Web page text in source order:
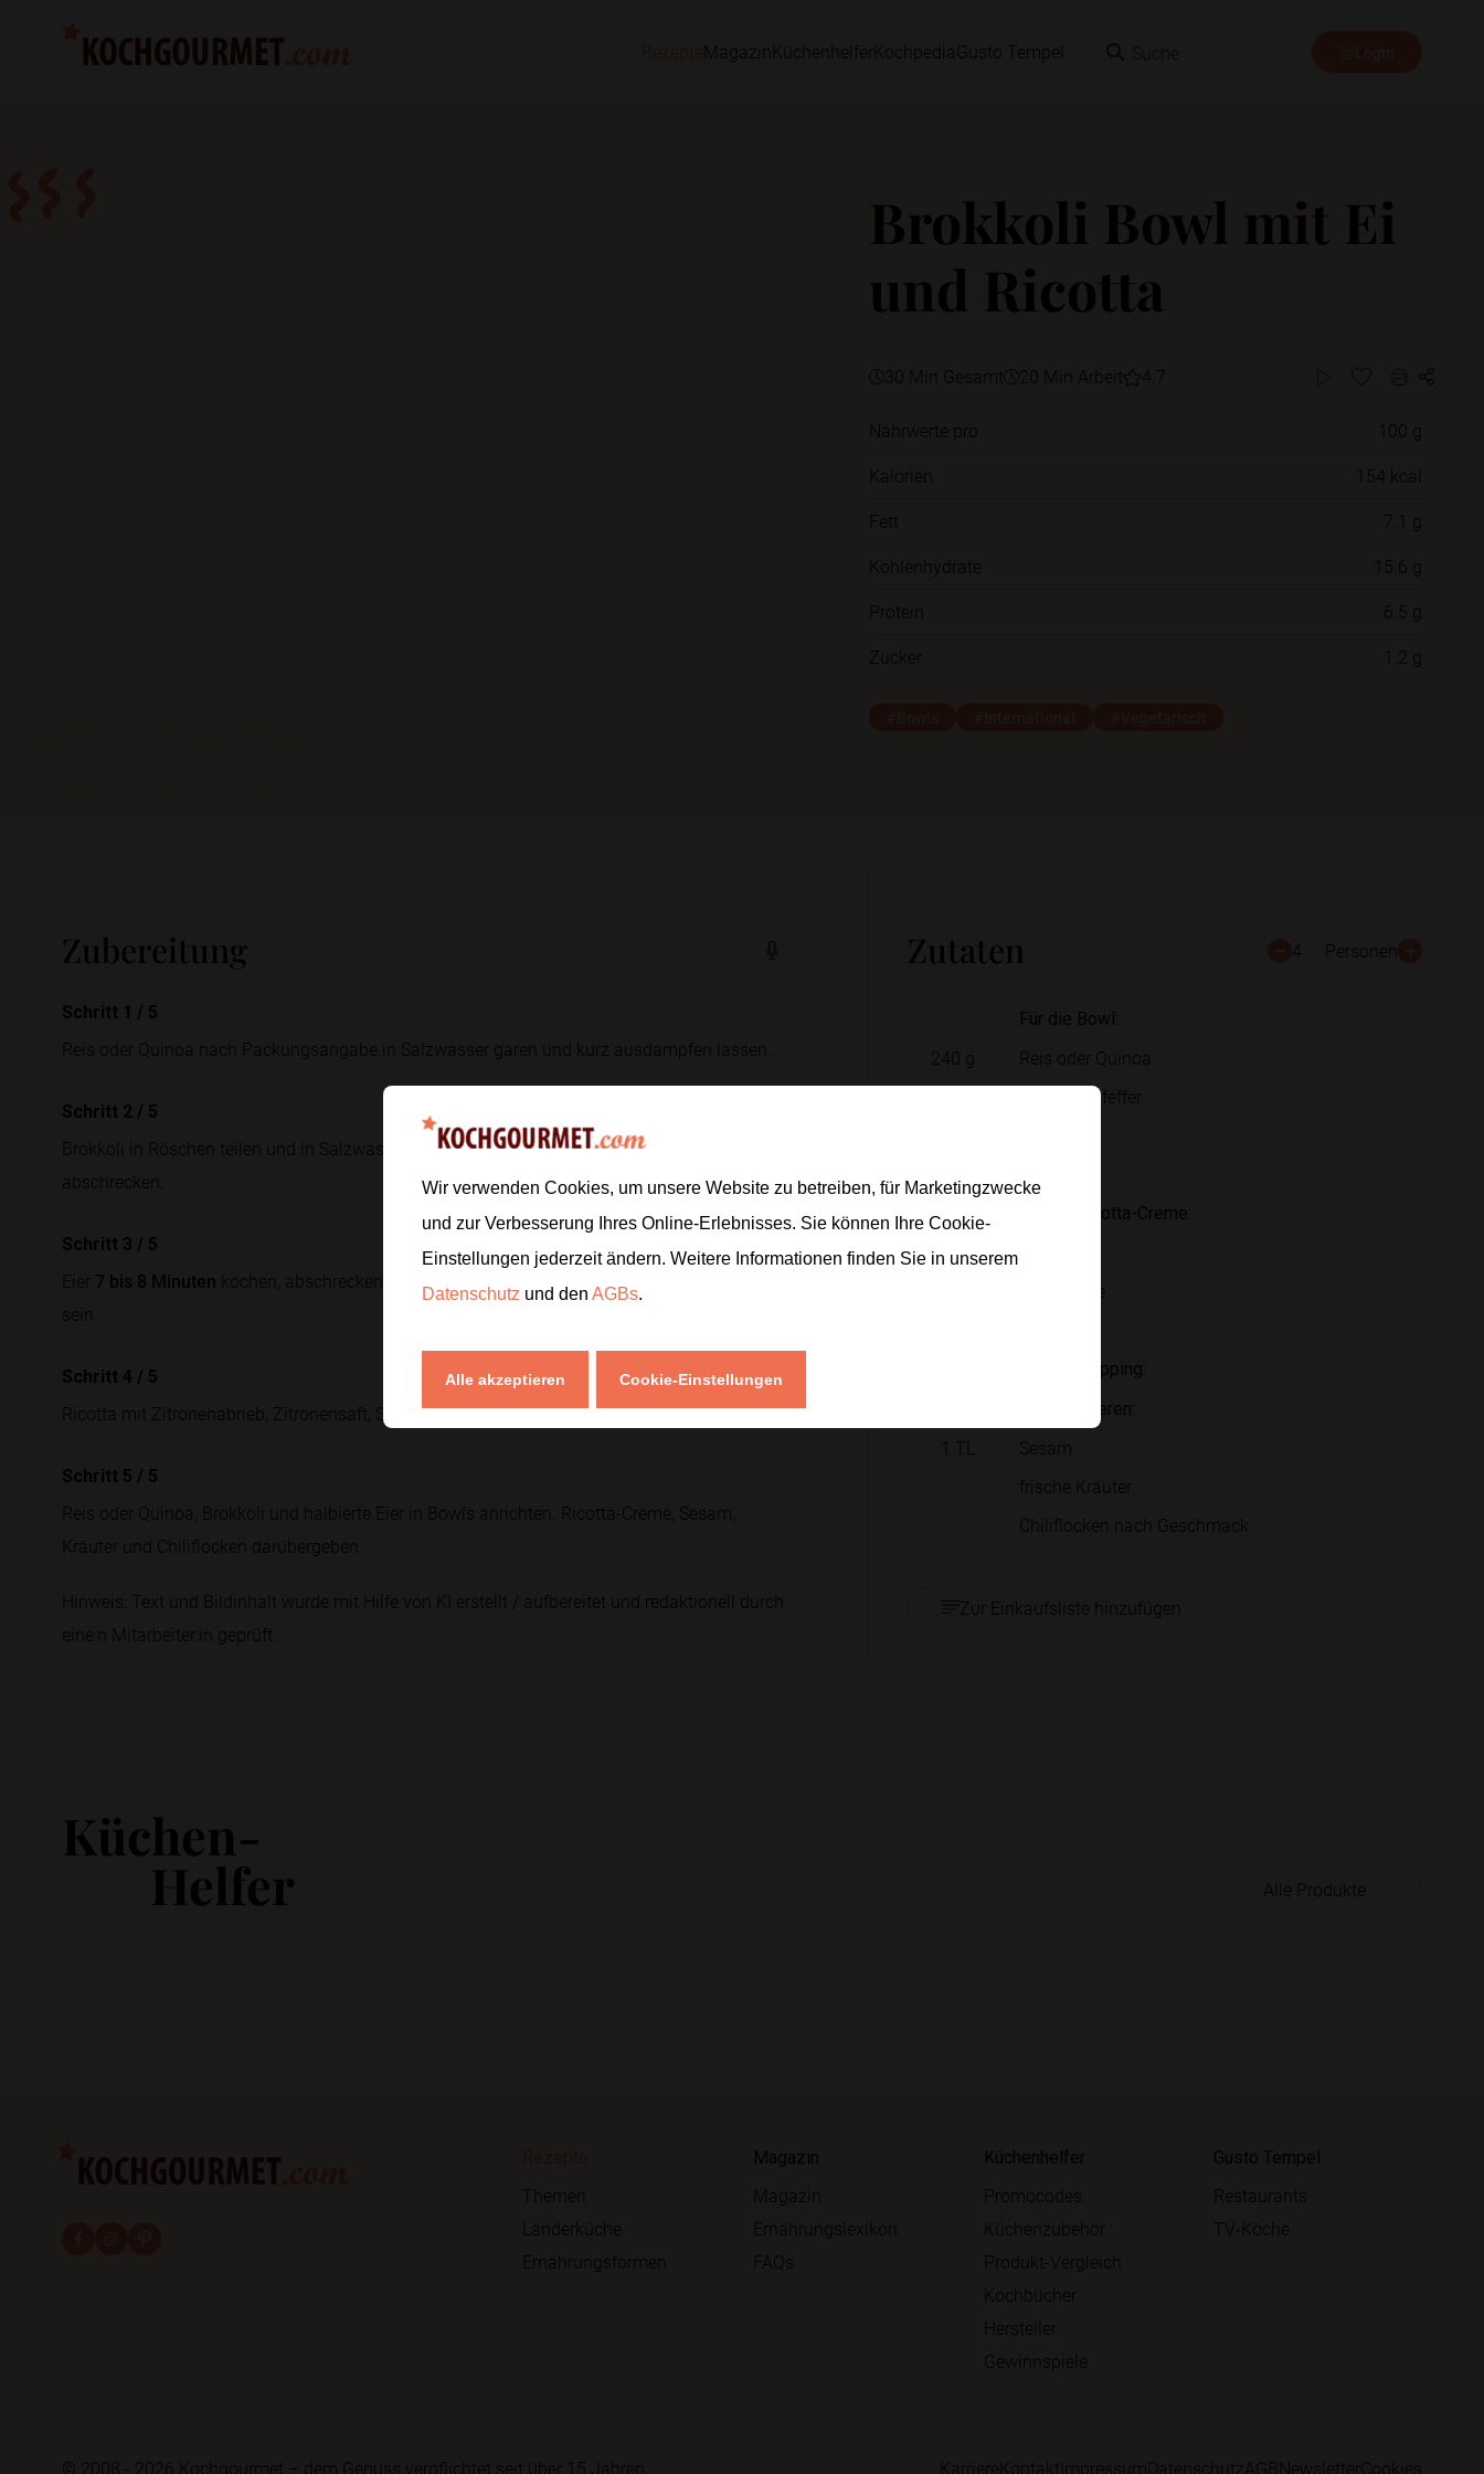
Magazin Küchenhelfer Kochpedia Gusto Tempel
Brokkoli Bowl mit Ei
und Ricotta
30 Min Gesamt 20 Min Arbeit 4.7
Nährwerte pro
100 g
Kalorien
154 kcal
Fett
7.1 g
Kohlenhydrate
15.6 g
Protein
6.5 g
Zucker
1.2 g
Zutaten 4 Personen
Für die Bowl:
240 g
Reis oder Quinoa
Salz und Pfeffer
Für die Ricotta-Creme:
180g
Bio-Zitrone
Für das Topping:
Zum Servieren:
1 TL
Sesam
frische Kräuter
Chiliflocken nach Geschmack
Zur Einkaufsliste hinzufügen
Zubereitung
Schritt 1 / 5
Reis oder Quinoa nach Packungsangabe in Salzwasser garen und kurz ausdampfen lassen.
Schritt 2 / 5
Brokkoli in Röschen teilen und in Salzwasser 3 bis 4 Minutenbissfest garen. Danach kurz kalt
abschrecken.
Schritt 3 / 5
Eier 7 bis 8 Minuten kochen, abschrecken und schälen. Das Eigelb darf noch leicht cremig
sein.
Schritt 4 / 5
Ricotta mit Zitronenabrieb, Zitronensaft, Salz, Pfeffer und Olivenöl glatt rühren.
Schritt 5 / 5
Reis oder Quinoa, Brokkoli und halbierte Eier in Bowls anrichten. Ricotta-Creme, Sesam,
Kräuter und Chiliflocken darübergeben.
Hinweis: Text und Bildinhalt wurde mit Hilfe von KI erstellt / aufbereitet und redaktionell durch
eine:n Mitarbeiter:in geprüft.
Küchen-
Helfer Alle Produkte
Themen
Länderküche
Ernährungsformen
Magazin
Magazin
Ernährungslexikon
FAQs
Küchenhelfer
Promocodes
Küchenzubehör
Produkt-Vergleich
Kochbücher
Hersteller
Gewinnspiele
Gusto Tempel
Restaurants
TV-Köche
© 2008 - 2026 Kochgourmet – dem Genuss verpflichtet seit über 15 Jahren Karriere Kontakt ImpressumDatenschutzAGBNewsletterCookies
Wir verwenden Cookies, um unsere Website zu betreiben, für Marketingzwecke
und zur Verbesserung Ihres Online-Erlebnisses. Sie können Ihre Cookie-
Einstellungen jederzeit ändern. Weitere Informationen finden Sie in unserem
Datenschutz und den AGBs.
Alle akzeptieren Cookie-Einstellungen